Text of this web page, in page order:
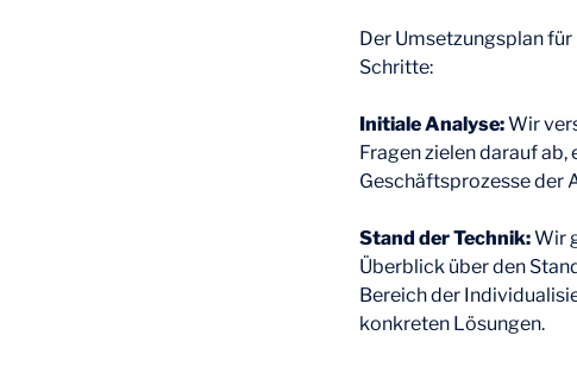
Der Umsetzungsplan
Schritte:
Initiale Analyse:Wir
Fragen zielen darauf
Geschäftsprozesse der
Stand der Technik:Wir
Überblick über den
Bereich der
konkreten Lösungen.